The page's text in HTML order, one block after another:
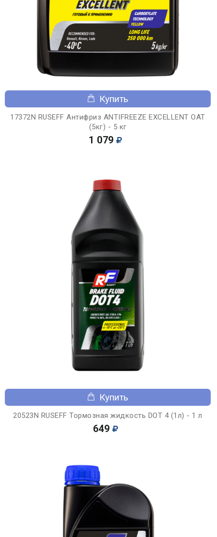
Купить
17372N RUSEFF Антифриз ANTIFREEZE EXCELLENT OAT
(5кг) - 5 кг
1 079
Купить
20523N RUSEFF Тормозная жидкость DOT 4 (1л) - 1 л
649